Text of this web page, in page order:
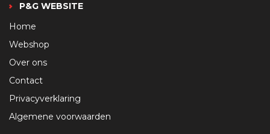
P&G WEBSITE
Home
Webshop
Over ons
Contact
Privacyverklaring
Algemene voorwaarden